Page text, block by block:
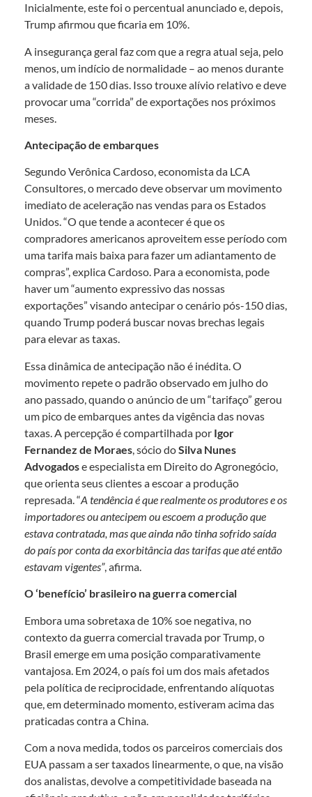
Inicialmente, este foi o percentual anunciado e, depois,
Trump afirmou que ficaria em 10%.
A insegurança geral faz com que a regra atual seja, pelo
menos, um indício de normalidade – ao menos durante
a validade de 150 dias. Isso trouxe alívio relativo e deve
provocar uma “corrida” de exportações nos próximos
meses.
Antecipação de embarques
Segundo Verônica Cardoso, economista da LCA
Consultores, o mercado deve observar um movimento
imediato de aceleração nas vendas para os Estados
Unidos. “O que tende a acontecer é que os
compradores americanos aproveitem esse período com
uma tarifa mais baixa para fazer um adiantamento de
compras”, explica Cardoso. Para a economista, pode
haver um “aumento expressivo das nossas
exportações” visando antecipar o cenário pós-150 dias,
quando Trump poderá buscar novas brechas legais
para elevar as taxas.
Essa dinâmica de antecipação não é inédita. O
movimento repete o padrão observado em julho do
ano passado, quando o anúncio de um “tarifaço” gerou
um pico de embarques antes da vigência das novas
taxas. A percepção é compartilhada por Igor
Fernandez de Moraes , sócio doSilva Nunes
Advogadose especialista em Direito do Agronegócio,
que orienta seus clientes a escoar a produção
represada. “A tendência é que realmente os produtores e os
importadores ou antecipem ou escoem a produção que
estava contratada, mas que ainda não tinha sofrido saída
do país por conta da exorbitância das tarifas que até então
estavam vigentes”, afirma.
O ‘benefício’ brasileiro na guerra comercial
Embora uma sobretaxa de 10% soe negativa, no
contexto da guerra comercial travada por Trump, o
Brasil emerge em uma posição comparativamente
vantajosa. Em 2024, o país foi um dos mais afetados
pela política de reciprocidade, enfrentando alíquotas
que, em determinado momento, estiveram acima das
praticadas contra a China.
Com a nova medida, todos os parceiros comerciais dos
EUA passam a ser taxados linearmente, o que, na visão
dos analistas, devolve a competitividade baseada na